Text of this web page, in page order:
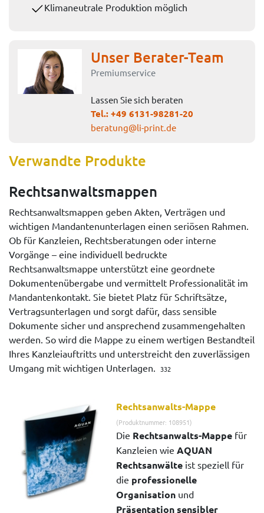
Klimaneutrale Produktion möglich
Unser Berater-Team
Premiumservice
Lassen Sie sich beraten
Tel.:+49 6131-98281-20
beratung@li-print.de
Verwandte Produkte
Rechtsanwaltsmappen
Rechtsanwaltsmappen geben Akten, Verträgen und
wichtigen Mandantenunterlagen einen seriösen Rahmen.
Ob für Kanzleien, Rechtsberatungen oder interne
Vorgänge – eine individuell bedruckte
Rechtsanwaltsmappe unterstützt eine geordnete
Dokumentenübergabe und vermittelt Professionalität im
Mandantenkontakt. Sie bietet Platz für Schriftsätze,
Vertragsunterlagen und sorgt dafür, dass sensible
Dokumente sicher und ansprechend zusammengehalten
werden. So wird die Mappe zu einem wertigen Bestandteil
Ihres Kanzleiauftritts und unterstreicht den zuverlässigen
Umgang mit wichtigen Unterlagen.
332
Rechtsanwalts-Mappe
(Produktnummer: 108951)
Die Rechtsanwalts-Mappe für
Kanzleien wieAQUAN
Rechtsanwälte ist speziell für
die professionelle
Organisation und
Präsentation sensibler